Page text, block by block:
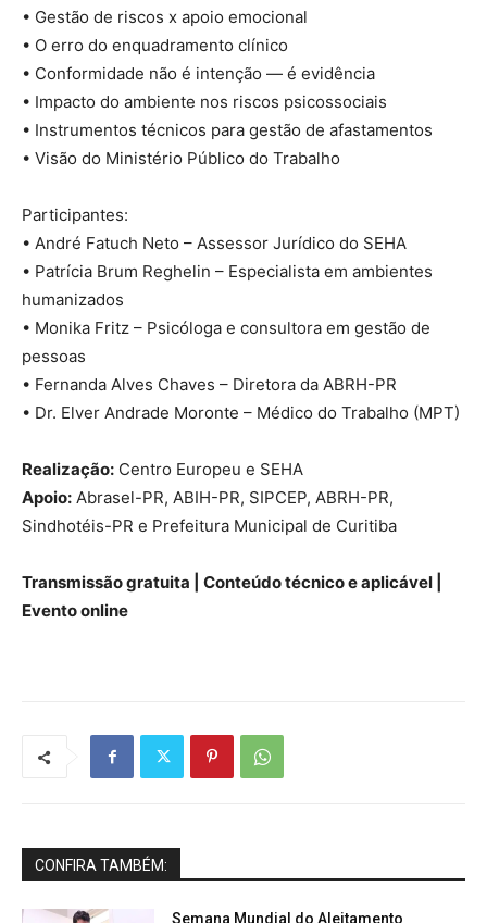
• Gestão de riscos x apoio emocional
• O erro do enquadramento clínico
• Conformidade não é intenção — é evidência
• Impacto do ambiente nos riscos psicossociais
• Instrumentos técnicos para gestão de afastamentos
• Visão do Ministério Público do Trabalho
Participantes:
• André Fatuch Neto – Assessor Jurídico do SEHA
• Patrícia Brum Reghelin – Especialista em ambientes
humanizados
• Monika Fritz – Psicóloga e consultora em gestão de
pessoas
• Fernanda Alves Chaves – Diretora da ABRH-PR
• Dr. Elver Andrade Moronte – Médico do Trabalho (MPT)
Realização: Centro Europeu e SEHA
Apoio: Abrasel-PR, ABIH-PR, SIPCEP, ABRH-PR,
Sindhotéis-PR e Prefeitura Municipal de Curitiba
Transmissão gratuita | Conteúdo técnico e aplicável |
Evento online
CONFIRA TAMBÉM:
Semana Mundial do Aleitamento